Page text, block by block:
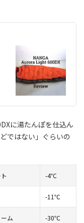
に湯たんぽを仕込ん
ではない」ぐらいの
-4℃
-11℃
ム -30℃